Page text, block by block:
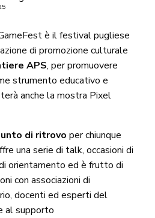
è il festival pugliese
di promozione culturale
APS, per promuovere
strumento educativo e
anche la mostra Pixel
di ritrovo per chiunque
una serie di talk, occasioni di
orientamento ed è frutto di
con associazioni di
docenti ed esperti del
al supporto